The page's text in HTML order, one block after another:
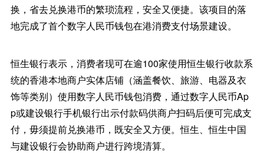
换，省去兑换港币的繁琐流程，安全又便捷。该项目的落
地完成了首个数字人民币钱包在港消费支付场景建设。
恒生银行表示，消费者现可在逾100家使用恒生银行收款系
统的香港本地商户实体店铺（涵盖餐饮、旅游、电器及衣
饰等类别）使用数字人民币钱包消费，通过数字人民币Ap
p或建设银行手机银行出示付款码供商户扫码后便可完成支
付，毋须提前兑换港币，既安全又方便。恒生、恒生中国
与建设银行会协助商户进行跨境清算。